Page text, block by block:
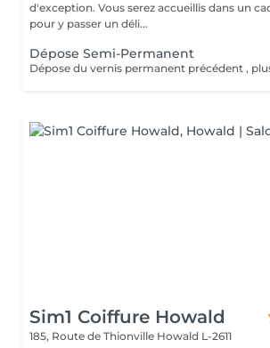
d'exception. Vous serez accueillis dans un cadre raffiné et feutré
pour y passer un déli...
Dépose Semi-Permanent
Sim1 Coiffure Howald
185, Route de Thionville Howald L-2611